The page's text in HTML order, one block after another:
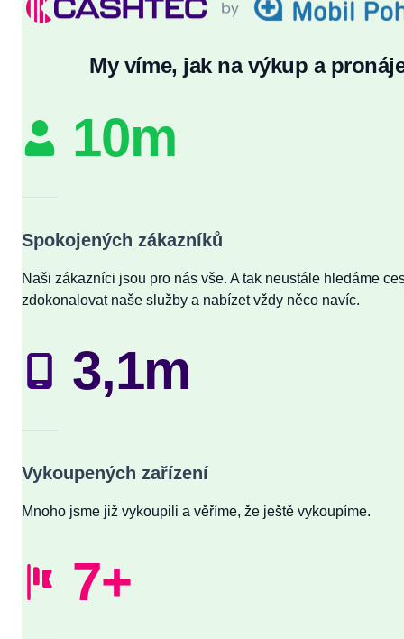
My víme, jak na výkup a
10m
Spokojených zákazníků
Naši zákazníci jsou pro nás vše. A tak neustále hledáme
zdokonalovat naše služby a nabízet vždy něco navíc.
3,1m
Vykoupených zařízení
Mnoho jsme již vykoupili a věříme, že ještě vykoupíme.
7+